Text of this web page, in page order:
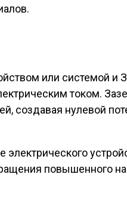
или системой и
током.
создавая нулевой
повышенного